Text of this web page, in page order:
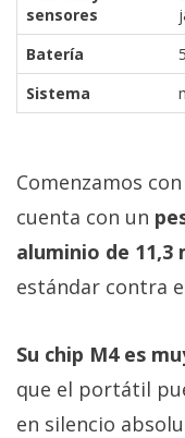
sensores
Batería
Sistema
Comenzamos
cuenta con un
aluminio de 11,3
estándar contra
Su chip M4 es
que el portátil
en silencio